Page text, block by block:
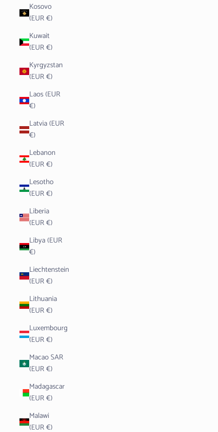
Kosovo
(EUR €)
Kuwait
(EUR €)
Kyrgyzstan
(EUR €)
Laos (EUR
€)
Latvia (EUR
€)
Lebanon
(EUR €)
Lesotho
(EUR €)
Liberia
(EUR €)
Libya (EUR
€)
Liechtenstein
(EUR €)
Lithuania
(EUR €)
Luxembourg
(EUR €)
Macao SAR
(EUR €)
Madagascar
(EUR €)
Malawi
(EUR €)